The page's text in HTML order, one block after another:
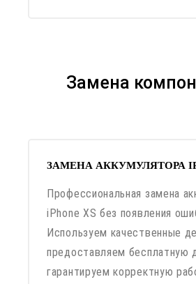
Замена
ЗАМЕНА АККУМУЛЯТОРА
Профессиональная замена
iPhone XS без появления
Используем качественные
предоставляем бесплатную
гарантируем корректную